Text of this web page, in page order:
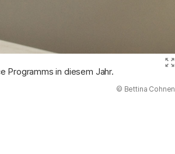
Programms in diesem Jahr.
© Bettina Cohnen